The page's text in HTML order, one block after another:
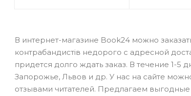
В интернет-магазине Book24 можно
контрабандистів недорого с адресной
придется долго ждать заказ. В течение 1-5
Запорожье, Львов и др. У нас на сайте
отзывами читателей. Предлагаем